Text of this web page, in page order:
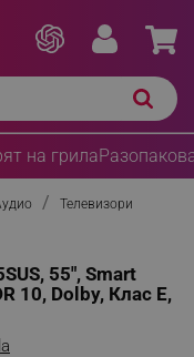
на грила
Телевизори
55", Smart
10, Dolby, Клас E,